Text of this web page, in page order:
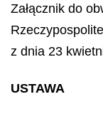
Załącznik do
z dnia 23
USTAWA